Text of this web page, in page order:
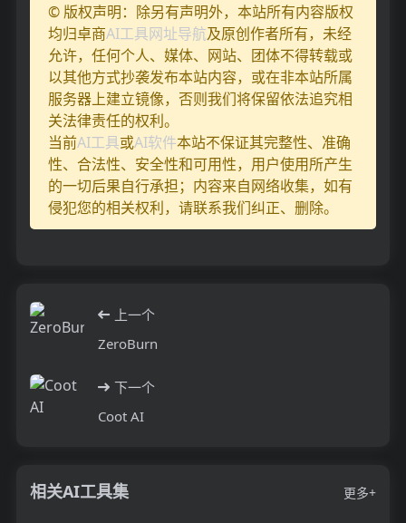
© 版权声明：除另有声明外，本站所有内容版权
均归卓商AI工具网址导航及原创作者所有，未经
允许，任何个人、媒体、网站、团体不得转载或
以其他方式抄袭发布本站内容，或在非本站所属
服务器上建立镜像，否则我们将保留依法追究相
关法律责任的权利。
当前AI工具或AI软件本站不保证其完整性、准确
性、合法性、安全性和可用性，用户使用所产生
的一切后果自行承担；内容来自网络收集，如有
侵犯您的相关权利，请联系我们纠正、删除。
上一个
ZeroBurn
下一个
Coot AI
相关AI工具集 更多+